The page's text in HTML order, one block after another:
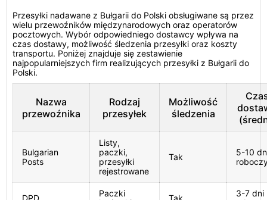
Przesyłki nadawane z Bułgarii do Polski obsługiwane są przez
wielu przewoźników międzynarodowych oraz operatorów
pocztowych. Wybór odpowiedniego dostawcy wpływa na
czas dostawy, możliwość śledzenia przesyłki oraz koszty
transportu. Poniżej znajduje się zestawienie
najpopularniejszych firm realizujących przesyłki z Bułgarii do
Polski.
Nazwa
przewoźnika
Rodzaj
przesyłek
Możliwość
śledzenia
Bulgarian
Posts
Listy,
paczki,
przesyłki
rejestrowane
Tak
5-10
DPD
Paczki
Tak
3-7 dni